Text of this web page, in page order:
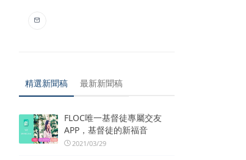
精選新聞稿 最新新聞稿
FLOC唯一基督徒專屬交友
APP，基督徒的新福音
2021/03/29